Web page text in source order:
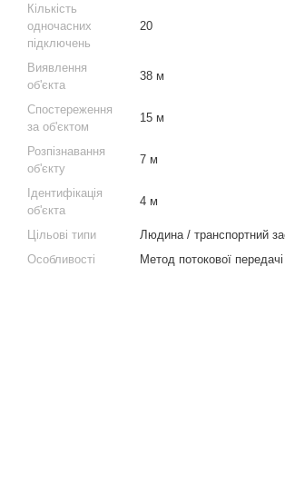
Кількість
одночасних
підключень
20
Виявлення
об'єкта
38 м
Спостереження
за об'єктом
15 м
Розпізнавання
об'єкту
7 м
Ідентифікація
об'єкта
4 м
Цільові типи
Людина / транспортний
Особливості
Метод потокової